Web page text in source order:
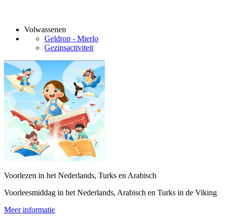
Volwassenen
Geldrop - Mierlo
Gezinsactiviteit
Voorlezen in het Nederlands, Turks en Arabisch
Voorleesmiddag in het Nederlands, Arabisch en Turks in de Viking
Meer informatie